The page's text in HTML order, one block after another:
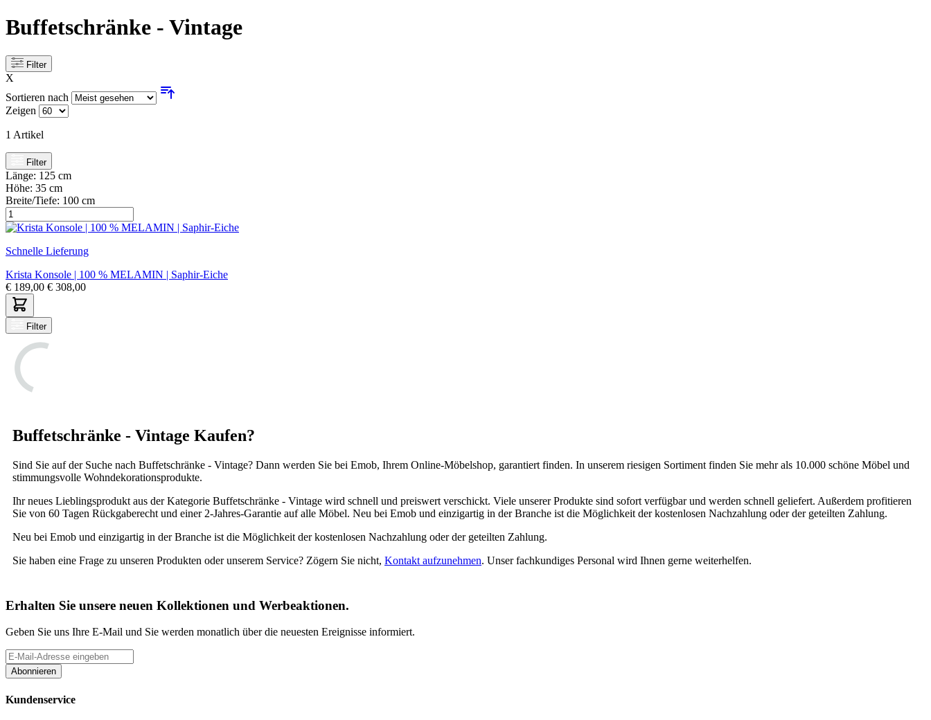
Buffetschränke - Vintage
Filter
X
Sortieren nach
Zeigen
1 Artikel
Filter
Länge: 125 cm
Höhe: 35 cm
Breite/Tiefe: 100 cm
Schnelle Lieferung
Krista Konsole | 100 % MELAMIN | Saphir-Eiche
€ 189,00 € 308,00
Filter
Buffetschränke - Vintage Kaufen?
Sind Sie auf der Suche nach Buffetschränke - Vintage? Dann werden Sie bei Emob, Ihrem Online-Möbelshop, garantiert finden. In unserem riesigen Sortiment finden Sie mehr als 10.000 schöne Möbel und
stimmungsvolle Wohndekorationsprodukte.
Ihr neues Lieblingsprodukt aus der Kategorie Buffetschränke - Vintage wird schnell und preiswert verschickt. Viele unserer Produkte sind sofort verfügbar und werden schnell geliefert. Außerdem profitieren
Sie von 60 Tagen Rückgaberecht und einer 2-Jahres-Garantie auf alle Möbel. Neu bei Emob und einzigartig in der Branche ist die Möglichkeit der kostenlosen Nachzahlung oder der geteilten Zahlung.
Neu bei Emob und einzigartig in der Branche ist die Möglichkeit der kostenlosen Nachzahlung oder der geteilten Zahlung.
Sie haben eine Frage zu unseren Produkten oder unserem Service? Zögern Sie nicht, Kontakt aufzunehmen. Unser fachkundiges Personal wird Ihnen gerne weiterhelfen.
Erhalten Sie unsere neuen Kollektionen und Werbeaktionen.
Geben Sie uns Ihre E-Mail und Sie werden monatlich über die neuesten Ereignisse informiert.
Abonnieren
Kundenservice